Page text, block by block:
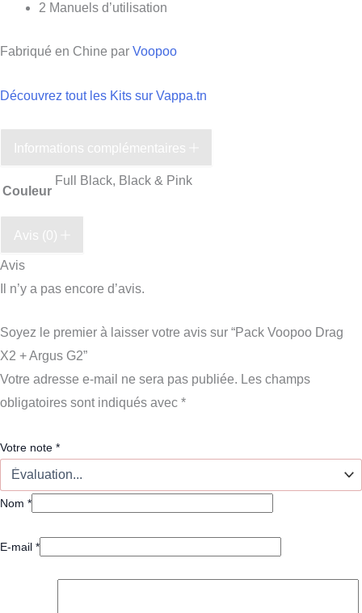
2 Manuels d’utilisation
Fabriqué en Chine par Voopoo
Découvrez tout les Kits sur Vappa.tn
Informations complémentaires
Couleur
Full Black, Black & Pink
Avis (0)
Avis
Il n’y a pas encore d’avis.
Soyez le premier à laisser votre avis sur “Pack Voopoo Drag
X2 + Argus G2”
Votre adresse e-mail ne sera pas publiée. Les champs
obligatoires sont indiqués avec *
Votre note *
Nom *
E-mail *